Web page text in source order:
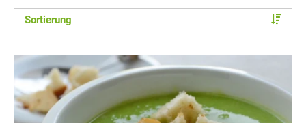
Sortierung